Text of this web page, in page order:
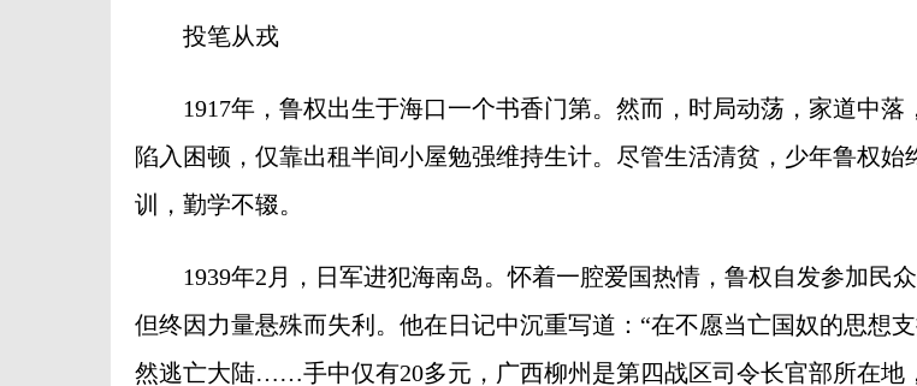
投笔从戎
1917年，鲁权出生于海口一个书香门第。然而，时局动荡，家道中落
陷入困顿，仅靠出租半间小屋勉强维持生计。尽管生活清贫，少年鲁权始
训，勤学不辍。
1939年2月，日军进犯海南岛。怀着一腔爱国热情，鲁权自发参加民众
但终因力量悬殊而失利。他在日记中沉重写道：“在不愿当亡国奴的思想
然逃亡大陆……手中仅有20多元，广西柳州是第四战区司令长官部所在地